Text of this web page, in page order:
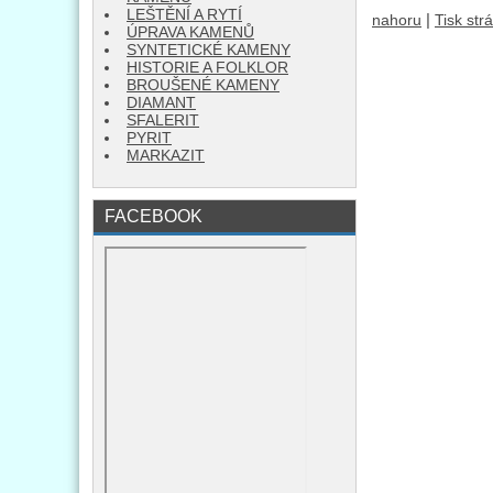
nahoru Tisk
LEŠTĚNÍ A RYTÍ
ÚPRAVA KAMENŮ
SYNTETICKÉ KAMENY
HISTORIE A FOLKLOR
BROUŠENÉ KAMENY
DIAMANT
SFALERIT
PYRIT
MARKAZIT
FACEBOOK